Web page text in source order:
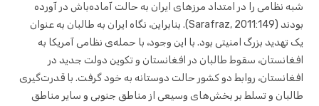
شبه نظامی را در امتداد مرزهای ایران به حالت آماده‌باش در آورده
بودند (Sarafraz, 2011:149). بنابراین، نگاه ایران به طالبان به عنوان
یک تهدید بزرگ امنیتی بود. با این وجود، با حمله‌ی نظامی آمریکا به
افغانستان، سقوط طالبان در افغانستان و تکوین دولت جدید در
افغانستان، روابط دو کشور حالت دوستانه به خود گرفت. با قدرت‌گیری
طالبان و تسلط بر بخش‌های وسیعی از مناطق جنوبی و سایر مناطق